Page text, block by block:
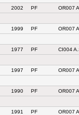
2002 PF OR007
1999 PF OR007
1977 PF CI004
1997 PF OR007
1990 PF OR007
1991 PF OR007